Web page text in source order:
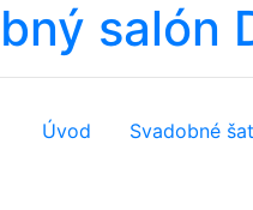
salón
Úvod Svadobné